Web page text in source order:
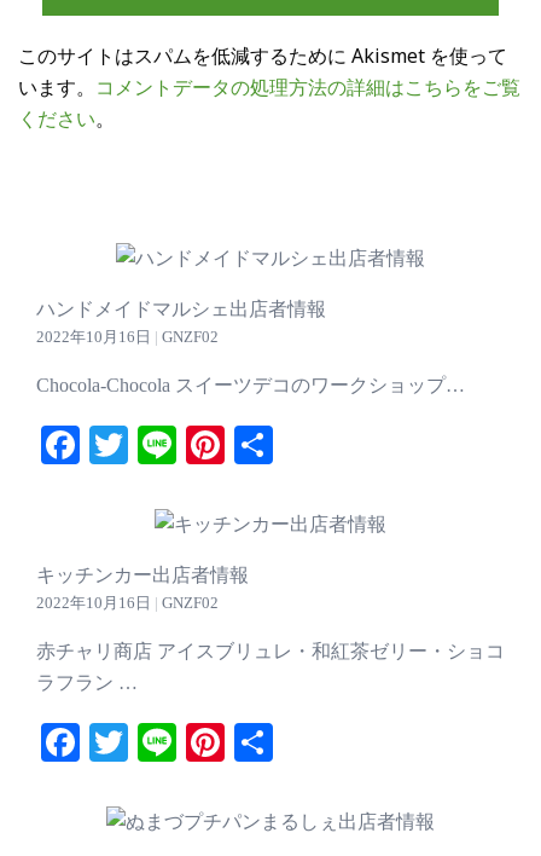
このサイトはスパムを低減するために Akismet を使って
います。 コメントデータの処理方法の詳細はこちらをご覧
ください。
ハンドメイドマルシェ出店者情報
2022年10月16日 GNZF02
Chocola-Chocola スイーツデコのワークショップ…
Facebook
TwitterLinePinterest
キッチンカー出店者情報
2022年10月16日 GNZF02
赤チャリ商店 アイスブリュレ・和紅茶ゼリー・ショコ
ラフラン …
Facebook
TwitterLinePinterest